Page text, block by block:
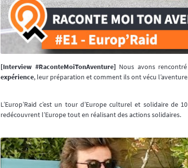
[Interview #RaconteMoiTonAventure] Nous avons rencontré
expérience, leur préparation et comment ils ont vécu
L’Europ’Raid c’est un tour d’Europe culturel et solidaire
redécouvrent l’Europe tout en réalisant des actions solidaires.